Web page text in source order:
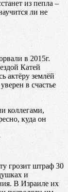
из пепла –
ли не
в 2015г.
Катей
актёру землёй
в счастье
коллегами,
куда он
грозит штраф 30
и
В Израиле их